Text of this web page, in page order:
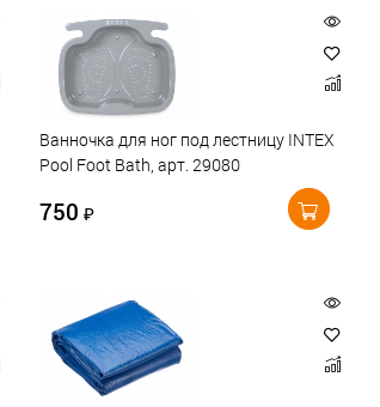
Ванночка для ног под лестницу INTEX
Pool Foot Bath, арт. 29080
750 ₽